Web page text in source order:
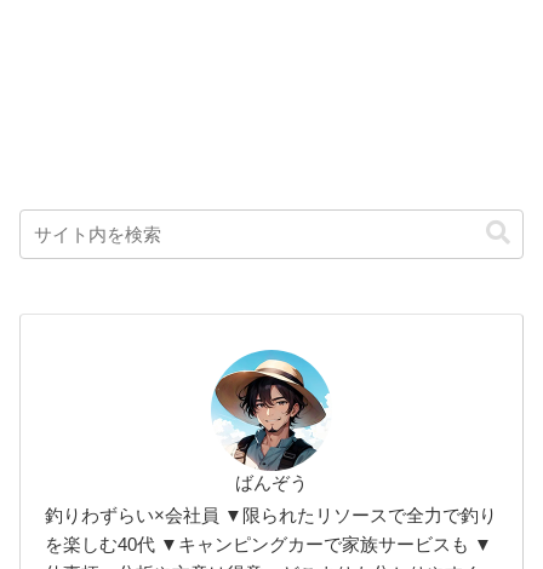
ばんぞう
釣りわずらい×会社員 ▼限られたリソースで全力で釣り
を楽しむ40代 ▼キャンピングカーで家族サービスも ▼